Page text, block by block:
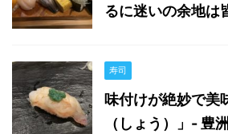
るに迷いの余地は
寿司
味付けが絶妙で美
（しょう）」- 豊